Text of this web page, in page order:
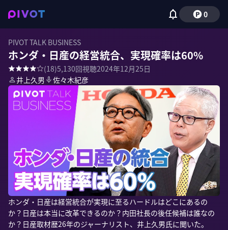
0
PIVOT TALK BUSINESS
ホンダ・日産の経営統合、実現確率は60%
(18)5,130回視聴2024年12月25日
井上久男
佐々木紀彦
ホンダ・日産は経営統合が実現に至るハードルはどこにあるの
か？日産は本当に改革できるのか？内田社長の後任候補は誰なの
か？日産取材歴26年のジャーナリスト、井上久男氏に聞いた。